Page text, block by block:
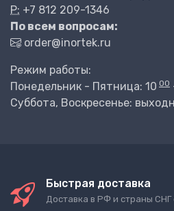
P: +7 812 209-1346
По всем вопросам:
order@inortek.ru
Режим работы:
Понедельник - Пятница: 10 00
Суббота, Воскресенье:
Быстрая доставка
Доставка в РФ и страны СНГ